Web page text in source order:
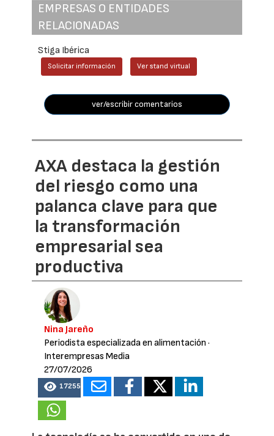
EMPRESAS O ENTIDADES
RELACIONADAS
Stiga Ibérica
Solicitar información Ver stand virtual
ver/escribir comentarios
AXA destaca la gestión
del riesgo como una
palanca clave para que
la transformación
empresarial sea
productiva
Nina Jareño
Periodista especializada en alimentación ·
Interempresas Media
27/07/2026
17255